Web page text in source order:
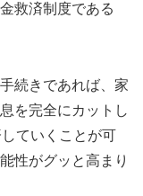
救済制度である
続きであれば、家
を完全にカットし
ていくことが可
性がグッと高まり